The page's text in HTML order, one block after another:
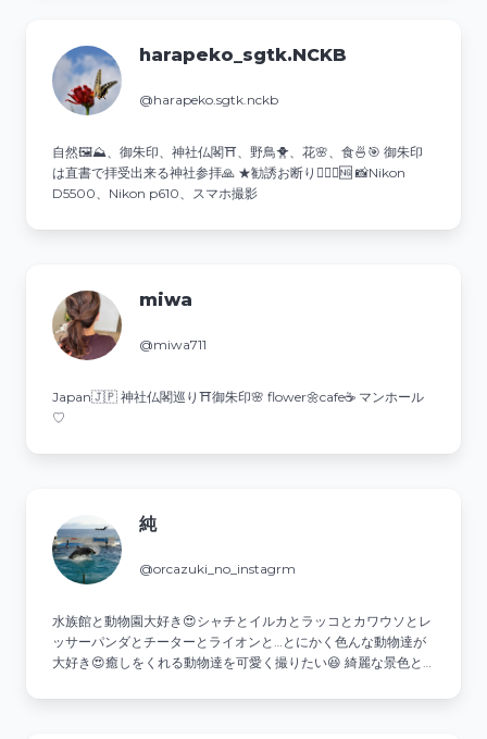
harapeko_sgtk.NCKB
@harapeko.sgtk.nckb
自然🖼⛰、御朱印、神社仏閣⛩️、野鳥🐥、花🌸、食🍜🎯 御朱印
は直書で拝受出来る神社参拝🙏 ★勧誘お断り🙅‍♂️❌🆖 📸Nikon
D5500、Nikon p610、スマホ撮影
miwa
@miwa711
Japan🇯🇵 神社仏閣巡り⛩御朱印🌸 flower🌼cafe☕️ マンホール
♡
純
@orcazuki_no_instagrm
水族館と動物園大好き😍シャチとイルカとラッコとカワウソとレ
ッサーパンダとチーターとライオンと…とにかく色んな動物達が
大好き😍癒しをくれる動物達を可愛く撮りたい😆 綺麗な景色と
がら色々旅したい😆 ⚠️DMでのやり取りは、ほぼしません🙅